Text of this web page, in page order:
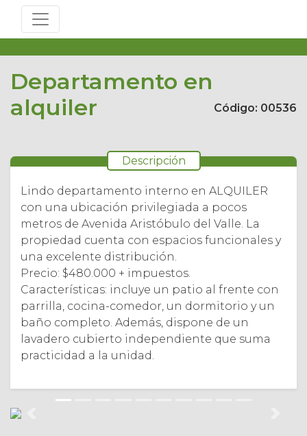
Departamento en
alquiler
Código: 00536
Descripción
Lindo departamento interno en ALQUILER
con una ubicación privilegiada a pocos
metros de Avenida Aristóbulo del Valle. La
propiedad cuenta con espacios funcionales y
una excelente distribución.
Precio: $480.000 + impuestos.
Características: incluye un patio al frente con
parrilla, cocina-comedor, un dormitorio y un
baño completo. Además, dispone de un
lavadero cubierto independiente que suma
practicidad a la unidad.